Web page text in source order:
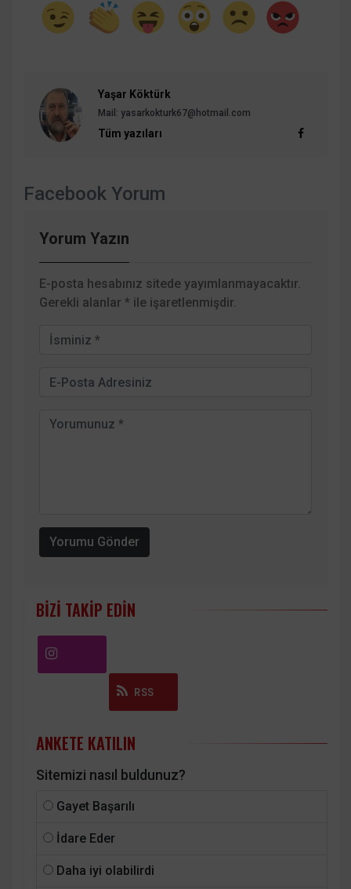
Yaşar Köktürk
Mail: yasarkokturk67@hotmail.com
Tüm yazıları
Facebook Yorum
Yorum Yazın
E-posta hesabınız sitede yayımlanmayacaktır.
Gerekli alanlar * ile işaretlenmişdir.
Yorumu Gönder
BIZI TAKIP EDIN
RSS
ANKETE KATILIN
Sitemizi nasıl buldunuz?
Gayet Başarılı
İdare Eder
Daha iyi olabilirdi